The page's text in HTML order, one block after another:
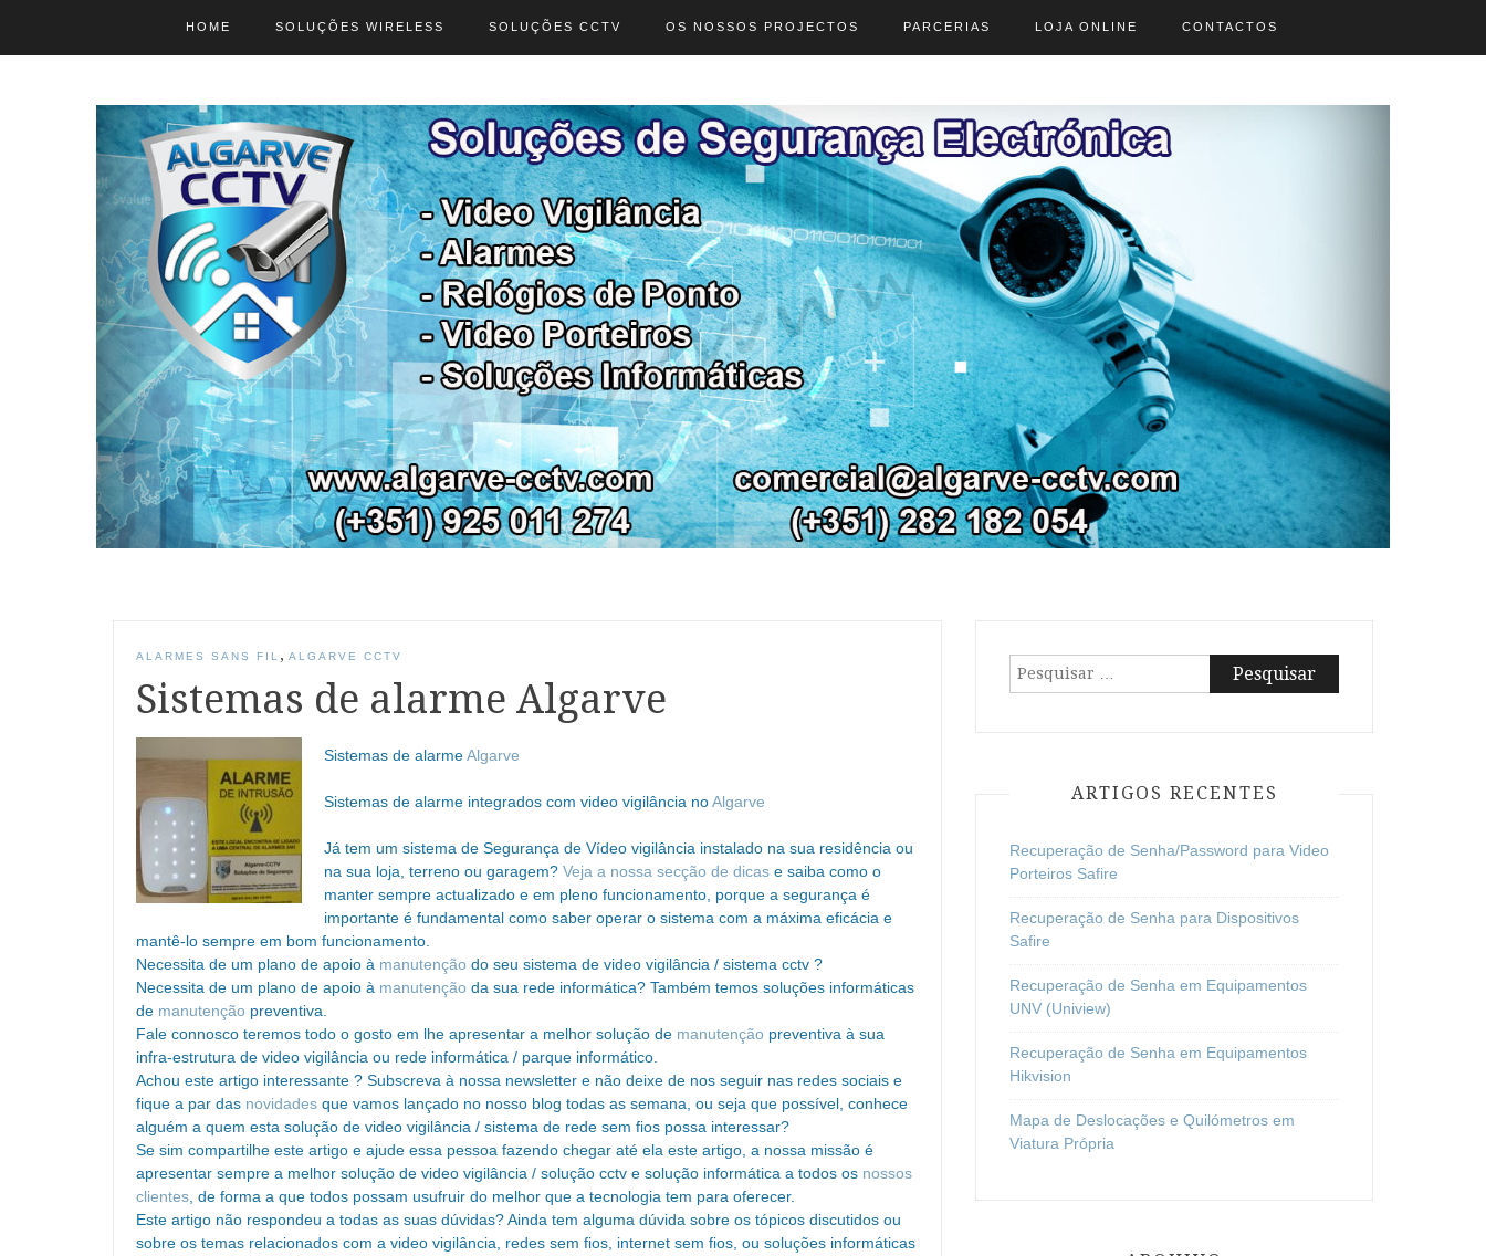
HOME SOLUÇÕES WIRELESS SOLUÇÕES CCTV OS NOSSOS PROJECTOS PARCERIAS LOJA ONLINE CONTACTOS
ALARMES SANS FIL , ALGARVE CCTV
Sistemas de alarme Algarve
Sistemas de alarmeAlgarve
Sistemas de alarme integrados com video vigilância noAlgarve
Já tem um sistema de Segurança de Vídeo vigilância instalado na sua residência ou
na sua loja, terreno ou garagem? Veja a nossa secção de dicas e saiba como o
manter sempre actualizado e em pleno funcionamento, porque a segurança é
importante é fundamental como saber operar o sistema com a máxima eficácia e
mantê-lo sempre em bom funcionamento.
Necessita de um plano de apoio à manutenção do seu sistema de video vigilância / sistema cctv ?
Necessita de um plano de apoio à manutenção da sua rede informática? Também temos soluções informáticas
de manutenção preventiva.
Fale connosco teremos todo o gosto em lhe apresentar a melhor solução de manutenção preventiva à sua
infra-estrutura de video vigilância ou rede informática / parque informático.
Achou este artigo interessante ? Subscreva à nossa newsletter e não deixe de nos seguir nas redes sociais e
fique a par das novidades que vamos lançado no nosso blog todas as semana, ou seja que possível, conhece
alguém a quem esta solução de video vigilância / sistema de rede sem fios possa interessar?
Se sim compartilhe este artigo e ajude essa pessoa fazendo chegar até ela este artigo, a nossa missão é
apresentar sempre a melhor solução de video vigilância / solução cctv e solução informática a todos os nossos
clientes , de forma a que todos possam usufruir do melhor que a tecnologia tem para oferecer.
Este artigo não respondeu a todas as suas dúvidas? Ainda tem alguma dúvida sobre os tópicos discutidos ou
sobre os temas relacionados com a video vigilância, redes sem fios, internet sem fios, ou soluções informáticas
Pesquisar
por:
ARTIGOS RECENTES
Recuperação de Senha/Password para Video
Porteiros Safire
Recuperação de Senha para Dispositivos
Safire
Recuperação de Senha em Equipamentos
UNV (Uniview)
Recuperação de Senha em Equipamentos
Hikvision
Mapa de Deslocações e Quilómetros em
Viatura Própria